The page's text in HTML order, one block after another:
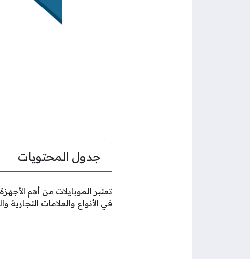
جدول المحتويات
تعتبر الموبايلات من أهم
في الأنواع والعلامات